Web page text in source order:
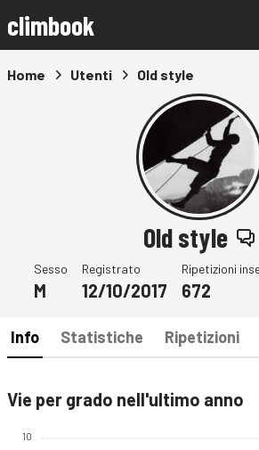
climbook
Home Utenti Old style
Old style
Sesso
M
Registrato
12/10/2017
Ripetizioni
672
Info Statistiche Ripetizioni
Vie per grado nell'ultimo anno
10